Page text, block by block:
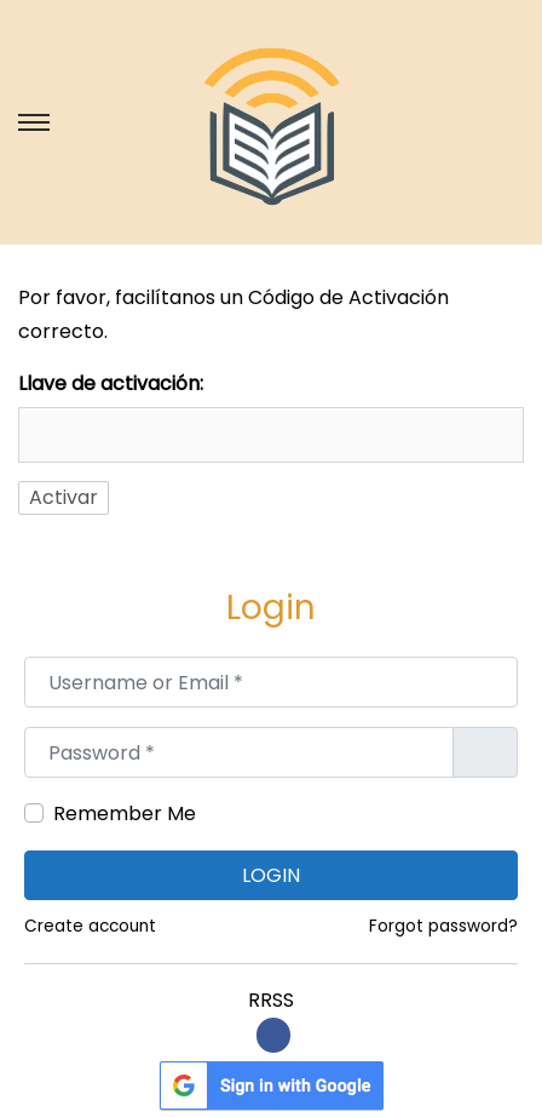
S
a
l
t
r
a
a
ó
S
a
l
t
r
c
i
Por favor, facilítanos un Código de Activación
correcto.
Llave de activación:
Login
Username or Email*
Password*
Remember Me
LOGIN
Create account Forgot password?
RRSS